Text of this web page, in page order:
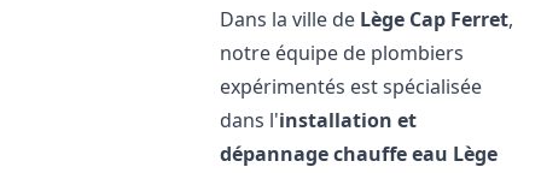
Dans la ville de Lège Cap Ferret,
notre équipe de plombiers
expérimentés est spécialisée
dans l'installation et
dépannage chauffe eau Lège